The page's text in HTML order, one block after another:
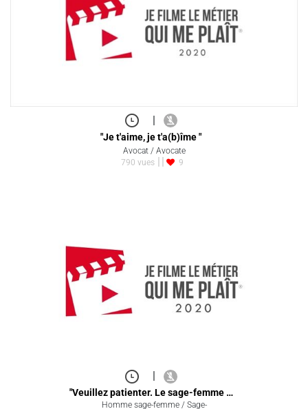
|
"Je t'aime, je t'a(b)îme "
Avocat / Avocate
790 vues
9
|
"Veuillez patienter. Le sage-femme …
Homme sage-femme / Sage-